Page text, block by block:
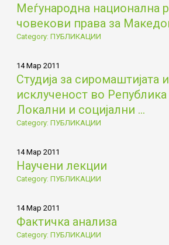
Меѓународна национална
човекови права за
Category: ПУБЛИКАЦИИ
14 Мар 2011
Студија за сиромаштијата
исклученост во
Локални и социјални ...
Category: ПУБЛИКАЦИИ
14 Мар 2011
Научени лекции
Category: ПУБЛИКАЦИИ
14 Мар 2011
Фактичка анализа
Category: ПУБЛИКАЦИИ